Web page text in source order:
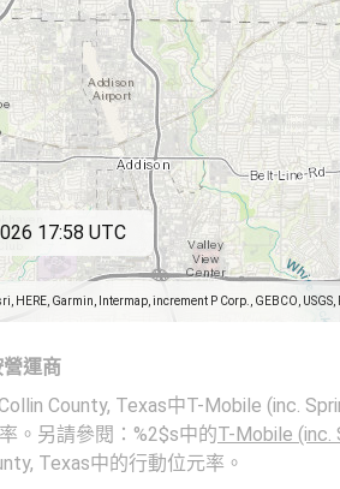
HERE, Garmin, Intermap, increment P Corp., GEBCO,
17:58 UTC
運商
County, Texas中T-Mobile (inc.
。另請參閱：%2$s中的T-Mobile (inc.
Texas中的行動位元率。